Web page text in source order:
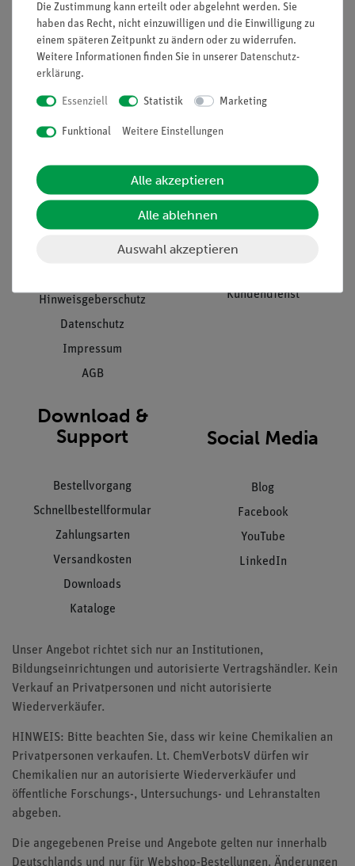
Nach oben
Informationen
Projekte und Lösungen
Presse
Stellenangebote
Hinweisgeberschutz
Datenschutz
Impressum
AGB
Übersicht Service
Beratung & Showroom
Inventarisierungs- &
Einräumservice
Kundendienst
Download &
Support
Bestellvorgang
Schnellbestellformular
Zahlungsarten
Versandkosten
Downloads
Kataloge
Social Media
Blog
Facebook
YouTube
LinkedIn
Unser Angebot richtet sich nur an Institutionen,
Bildungseinrichtungen und autorisierte Vertragshändler. Kein
Verkauf an Privatpersonen und nicht autorisierte
Wiederverkäufer.
HINWEIS: Bitte beachten Sie, dass wir keine Chemikalien an
Privatpersonen verkaufen. Lt. ChemVerbotsV dürfen wir
Chemikalien nur an autorisierte Wiederverkäufer und
öffentliche Forschungs-, Untersuchungs- und Lehranstalten
abgeben.
Die angegebenen Preise und Angebote gelten nur innerhalb
Deutschlands und nur für Webshop-Bestellungen. Änderungen
Die Zustimmung kann erteilt oder abgelehnt werden. Sie
haben das Recht, nicht einzuwilligen und die Einwilligung zu
einem späteren Zeitpunkt zu ändern oder zu widerrufen.
Weitere Informationen finden Sie in unserer Daten­schutz­
erklärung.
Essenziell Statistik Marketing
Funktional Weitere Einstellungen
Alle akzeptieren
Alle ablehnen
Auswahl akzeptieren